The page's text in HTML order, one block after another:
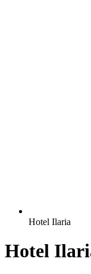
Hotel Ilaria
Hotel